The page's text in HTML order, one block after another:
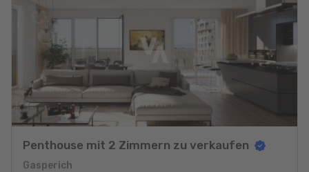
Penthouse mit 2 Zimmern zu verkaufen
Gasperich